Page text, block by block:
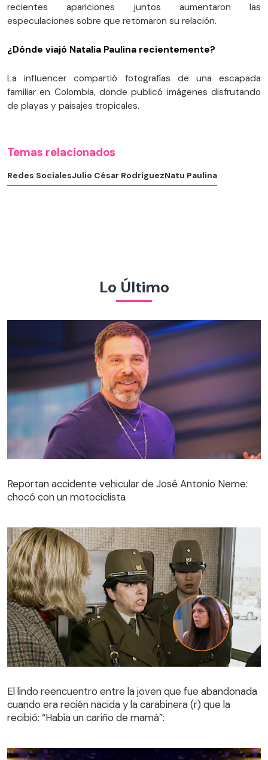
recientes apariciones juntos aumentaron las
especulaciones sobre que retomaron su relación.
¿Dónde viajó Natalia Paulina recientemente?
La influencer compartió fotografías de una escapada
familiar en Colombia, donde publicó imágenes disfrutando
de playas y paisajes tropicales.
Temas relacionados
Redes SocialesJulio César RodríguezNatu Paulina
Lo Último
Reportan accidente vehicular de José Antonio Neme:
chocó con un motociclista
cuando era recién nacida y la carabinera (r) que la
recibió: “Había un cariño de mamá”:
El lindo reencuentro entre la joven que fue abandonada
cuando era recién nacida y la carabinera (r) que la
recibió: “Había un cariño de mamá”: